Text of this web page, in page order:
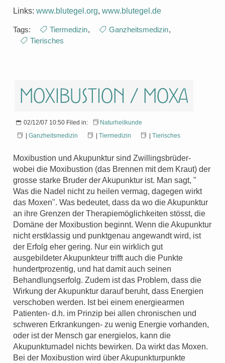
Links: www.blutegel.org, www.blutegel.de
Tags: Tiermedizin, Ganzheitsmedizin,
Tierisches
Moxibustion / Moxa
02/12/07 10:50 Filed in:
Naturheilkunde
Ganzheitsmedizin Tiermedizin Tierisches
Moxibustion und Akupunktur sind Zwillingsbrüder-
wobei die Moxibustion (das Brennen mit dem Kraut) der
grosse starke Bruder der Akupunktur ist. Man sagt, "
Was die Nadel nicht zu heilen vermag, dagegen wirkt
das Moxen". Was bedeutet, dass da wo die Akupunktur
an ihre Grenzen der Therapiemöglichkeiten stösst, die
Domäne der Moxibustion beginnt. Wenn die Akupunktur
nicht erstklassig und punktgenau angewandt wird, ist
der Erfolg eher gering. Nur ein wirklich gut
ausgebildeter Akupunkteur trifft auch die Punkte
hundertprozentig, und hat damit auch seinen
Behandlungserfolg. Zudem ist das Problem, dass die
Wirkung der Akupunktur darauf beruht, dass Energien
verschoben werden. Ist bei einem energiearmen
Patienten- d.h. im Prinzip bei allen chronischen und
schweren Erkrankungen- zu wenig Energie vorhanden,
oder ist der Mensch gar energielos, kann die
Akupunkturnadel nichts bewirken. Da wirkt das Moxen.
Bei der Moxibustion wird über Akupunkturpunkte